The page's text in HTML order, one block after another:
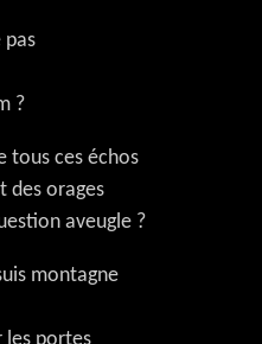
pas
?
tous ces échos
des orages
aveugle ?
montagne
les portes